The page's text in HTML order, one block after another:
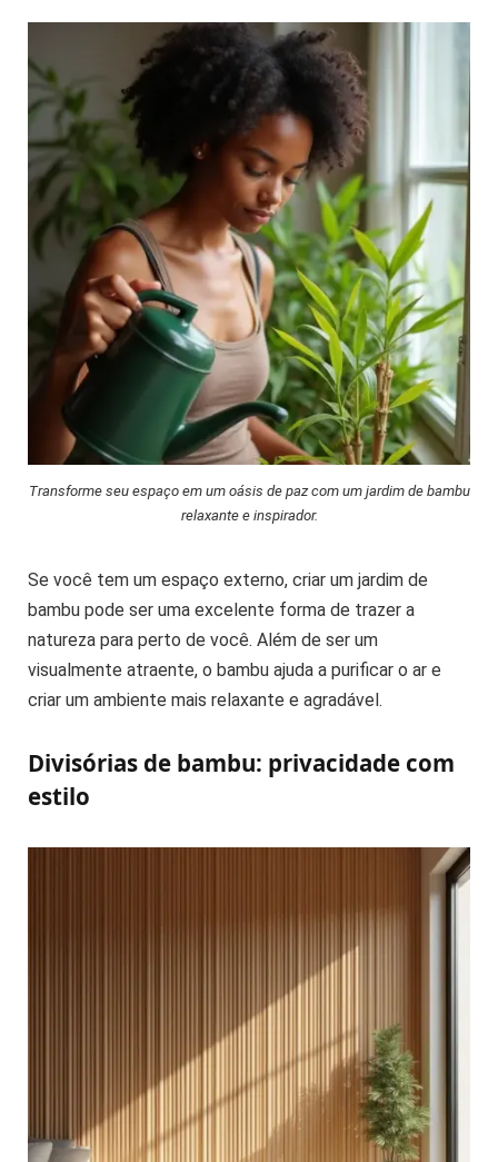
Transforme seu espaço em um oásis de paz com um jardim de bambu
relaxante e inspirador.
Se você tem um espaço externo, criar um jardim de
bambu pode ser uma excelente forma de trazer a
natureza para perto de você. Além de ser um
visualmente atraente, o bambu ajuda a purificar o ar e
criar um ambiente mais relaxante e agradável.
Divisórias de bambu: privacidade com
estilo